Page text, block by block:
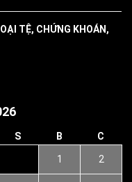
TỆ, CHỨNG KHOÁN,
S B C
1 2